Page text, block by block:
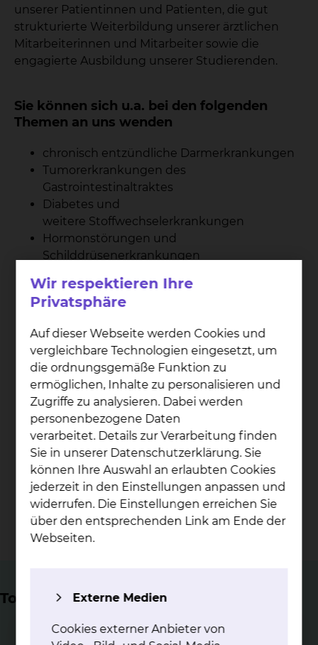
unserer Patientinnen und Patienten, die gut
strukturierte Weiterbildung unserer ärztlichen
Mitarbeiterinnen und Mitarbeiter sowie die
engagierte Ausbildung unserer Studierenden.
Sie können sich u.a. bei den folgenden
Themen an uns wenden
chronisch entzündliche Darmerkrankungen
Tumorerkrankungen des
Gastrointestinaltraktes
Diabetes und
weitere Stoffwechselerkrankungen
Hormonstörungen und
Schilddrüsenerkrankungen
102
Betten
> 5.000
stationäre Patientinnen und Patienten jährlich
6.000
diagnostische und therapeutische Endoskopien
jährlich
Top Themen
Wir respektieren Ihre
Privatsphäre
Auf dieser Webseite werden Cookies und
vergleichbare Technologien eingesetzt, um
die ordnungsgemäße Funktion zu
ermöglichen, Inhalte zu personalisieren und
Zugriffe zu analysieren. Dabei werden
personenbezogene Daten
verarbeitet. Details zur Verarbeitung finden
Sie in unserer Datenschutzerklärung. Sie
können Ihre Auswahl an erlaubten Cookies
jederzeit in den Einstellungen anpassen und
widerrufen. Die Einstellungen erreichen Sie
über den entsprechenden Link am Ende der
Webseiten.
Externe Medien
Cookies externer Anbieter von